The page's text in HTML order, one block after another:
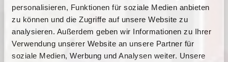
personalisieren, Funktionen für soziale Medien anbieten
zu können und die Zugriffe auf unsere Website zu
analysieren. Außerdem geben wir Informationen zu Ihrer
Verwendung unserer Website an unsere Partner für
soziale Medien, Werbung und Analysen weiter. Unsere
Dies könnte Sie auch